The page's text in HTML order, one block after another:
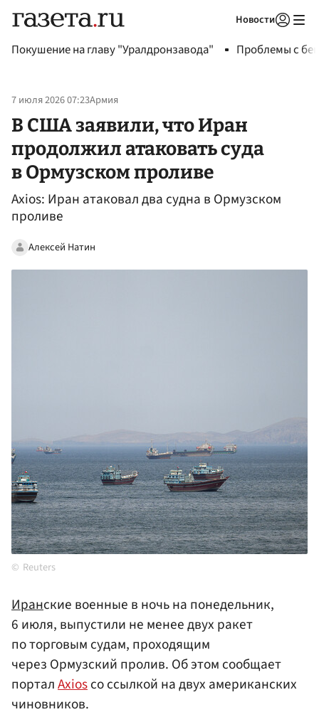
Новости
Покушение на главу "Уралдронзавода" Проблемы с
7 июля 2026 07:23Армия
В США заявили, что Иран
продолжил атаковать суда
в Ормузском проливе
Axios: Иран атаковал два судна в Ормузском
проливе
Алексей Натин
Reuters
Иранские военные в ночь на понедельник,
6 июля, выпустили не менее двух ракет
по торговым судам, проходящим
через Ормузский пролив. Об этом сообщает
порталAxiosсо ссылкой на двух американских
чиновников.